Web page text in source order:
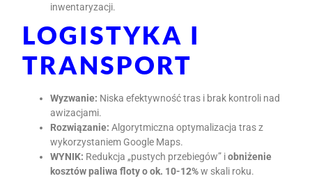
inwentaryzacji.
LOGISTYKA I
TRANSPORT
Wyzwanie: Niska efektywność tras i brak kontroli nad
awizacjami.
Rozwiązanie: Algorytmiczna optymalizacja tras z
wykorzystaniem Google Maps.
WYNIK: Redukcja „pustych przebiegów” iobniżenie
kosztów paliwa floty o ok. 10-12%w skali roku.